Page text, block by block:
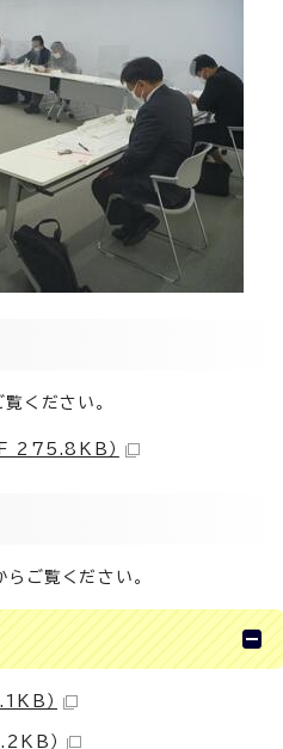
ください。
275.8KB）
らご覧ください。
）
）